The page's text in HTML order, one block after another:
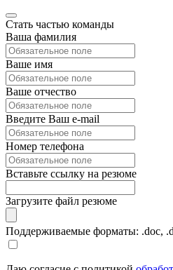
Стать частью команды
Ваша фамилия
Ваше имя
Ваше отчество
Введите Ваш e-mail
Номер телефона
Вставьте ссылку на резюме
Загрузите файл резюме
Поддерживаемые форматы: .doc,